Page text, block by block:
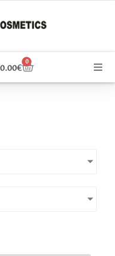
0.00€
0